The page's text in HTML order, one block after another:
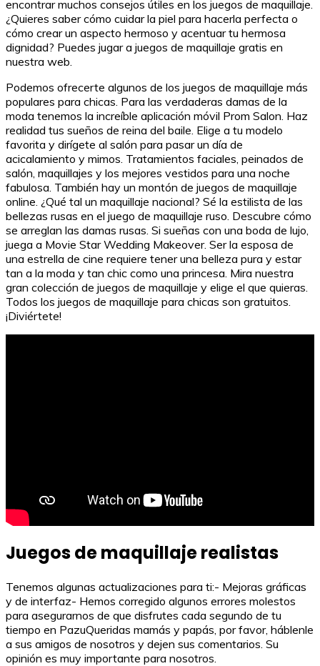
encontrar muchos consejos útiles en los juegos de maquillaje.
¿Quieres saber cómo cuidar la piel para hacerla perfecta o
cómo crear un aspecto hermoso y acentuar tu hermosa
dignidad? Puedes jugar a juegos de maquillaje gratis en
nuestra web.
Podemos ofrecerte algunos de los juegos de maquillaje más
populares para chicas. Para las verdaderas damas de la
moda tenemos la increíble aplicación móvil Prom Salon. Haz
realidad tus sueños de reina del baile. Elige a tu modelo
favorita y dirígete al salón para pasar un día de
acicalamiento y mimos. Tratamientos faciales, peinados de
salón, maquillajes y los mejores vestidos para una noche
fabulosa. También hay un montón de juegos de maquillaje
online. ¿Qué tal un maquillaje nacional? Sé la estilista de las
bellezas rusas en el juego de maquillaje ruso. Descubre cómo
se arreglan las damas rusas. Si sueñas con una boda de lujo,
juega a Movie Star Wedding Makeover. Ser la esposa de
una estrella de cine requiere tener una belleza pura y estar
tan a la moda y tan chic como una princesa. Mira nuestra
gran colección de juegos de maquillaje y elige el que quieras.
Todos los juegos de maquillaje para chicas son gratuitos.
¡Diviértete!
Juegos de maquillaje realistas
Tenemos algunas actualizaciones para ti:- Mejoras gráficas
y de interfaz- Hemos corregido algunos errores molestos
para asegurarnos de que disfrutes cada segundo de tu
tiempo en PazuQueridas mamás y papás, por favor, háblenle
a sus amigos de nosotros y dejen sus comentarios. Su
opinión es muy importante para nosotros.